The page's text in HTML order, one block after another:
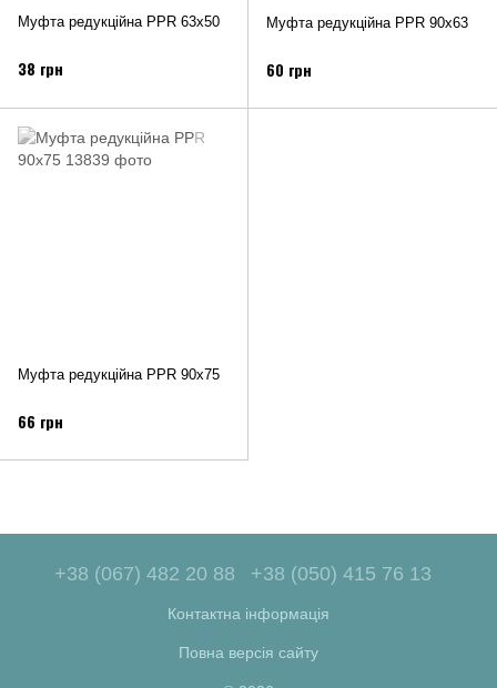
Муфта редукційна PPR 63х50
38 грн
Муфта редукційна PPR 90х63
60 грн
Муфта редукційна PPR 90х75
66 грн
+38 (067) 482 20 88 +38 (050) 415 76 13
Контактна інформація
Повна версія сайту